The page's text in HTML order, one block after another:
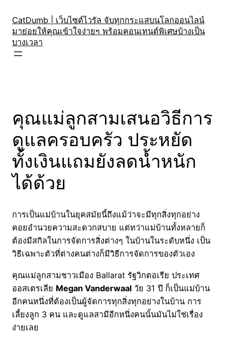
content
CatDumb | เว็บไซต์ไวรัล จับทุกกระแสบนโลกออนไลน์
มาย่อยให้คุณเข้าใจง่ายๆ พร้อมคอนเทนต์พิเศษบ้างเป็น
บางเวลา
คุณแม่ลูกสามเสนอวิธีการ
ดูแลครอบครัว ประหยัด
ทั้งเงินแถมยังลดน้ำหนัก
ได้ด้วย
การเป็นแม่บ้านในยุคสมัยนี้ถึงแม้ว่าจะมีทุกสิ่งทุกอย่าง
คอยอำนวยความสะดวกสบาย แต่ทว่าแม่บ้านทั้งหลายก็
ต้องมีสกิลในการจัดการสิ่งต่างๆ ในบ้านในระดับหนึ่ง เป็น
วิธีเฉพาะตัวที่ต่างคนต่างก็มีวิธีการจัดการของตัวเอง
คุณแม่ลูกสามชาวเมือง Ballarat รัฐวิกตอเรีย ประเทศ
ออสเตรเลีย Megan Vanderwaal วัย 31 ปี ก็เป็นแม่บ้าน
อีกคนหนึ่งที่ต้องเป็นผู้จัดการทุกสิ่งทุกอย่างในบ้าน การ
เลี้ยงลูก 3 คน และดูแลสามีอีกหนึ่งคนนั้นมันไม่ใช่เรื่อง
ง่ายเลย